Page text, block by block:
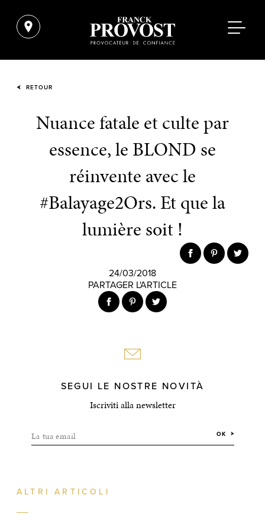
RETOUR
Nuance fatale et culte par
essence, le BLOND se
réinvente avec le
#Balayage2Ors. Et que la
lumière soit !
24/03/2018
PARTAGER L'ARTICLE
SEGUI LE NOSTRE NOVITÀ
Iscriviti alla newsletter
La tua email OK
ALTRI ARTICOLI